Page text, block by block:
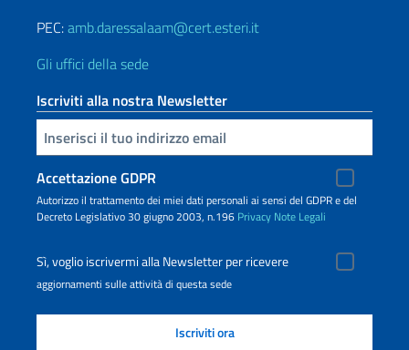
PEC:amb.daressalaam@cert.esteri.it
Gli uffici della sede
Iscriviti alla nostra Newsletter
Inserisci la tua email
Accettazione GDPR
Autorizzo il trattamento dei miei dati personali ai sensi del GDPR e del
Decreto Legislativo 30 giugno 2003, n.196 Privacy Note Legali
Sì, voglio iscrivermi alla Newsletter per ricevere
aggiornamenti sulle attività di questa sede